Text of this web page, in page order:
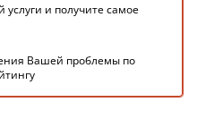
и получите самое
Вашей проблемы по